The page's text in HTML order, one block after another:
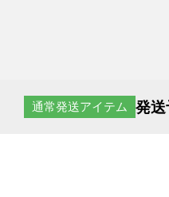
通常発送アイテム 発